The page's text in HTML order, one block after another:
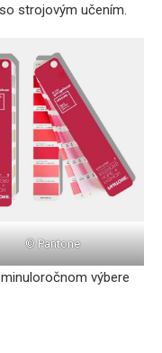
strojovým učením.
© Pantone
výbere